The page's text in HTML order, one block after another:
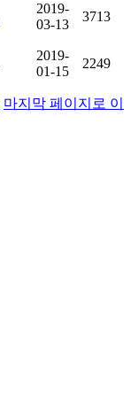
2019-
03-13
3713
2019-
01-15
2249
마지막 페이지로 이